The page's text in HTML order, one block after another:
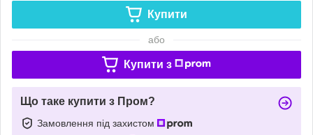
Купити
або
Купити з
Що таке купити з Пром?
Замовлення під захистом